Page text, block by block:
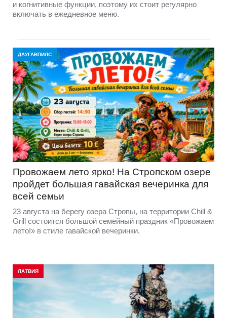
и когнитивные функции, поэтому их стоит регулярно
включать в ежедневное меню.
ДАУГАВПИЛС
Провожаем лето ярко! На Стропском озере
пройдет большая гавайская вечеринка для
всей семьи
23 августа на берегу озера Стропы, на территории Chill &
Grill состоится большой семейный праздник «Провожаем
лето!» в стиле гавайской вечеринки.
ЛАТВИЯ